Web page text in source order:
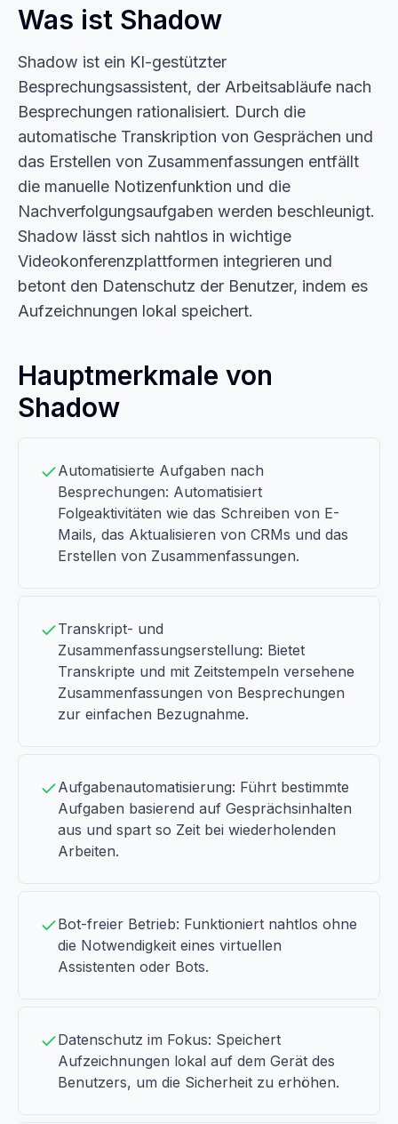
Was ist Shadow
Shadow ist ein KI-gestützter
Besprechungsassistent, der Arbeitsabläufe nach
Besprechungen rationalisiert. Durch die
automatische Transkription von Gesprächen und
das Erstellen von Zusammenfassungen entfällt
die manuelle Notizenfunktion und die
Nachverfolgungsaufgaben werden beschleunigt.
Shadow lässt sich nahtlos in wichtige
Videokonferenzplattformen integrieren und
betont den Datenschutz der Benutzer, indem es
Aufzeichnungen lokal speichert.
Hauptmerkmale von
Shadow
Automatisierte Aufgaben nach
Besprechungen: Automatisiert
Folgeaktivitäten wie das Schreiben von E-
Mails, das Aktualisieren von CRMs und das
Erstellen von Zusammenfassungen.
Transkript- und
Zusammenfassungserstellung: Bietet
Transkripte und mit Zeitstempeln versehene
Zusammenfassungen von Besprechungen
zur einfachen Bezugnahme.
Aufgabenautomatisierung: Führt bestimmte
Aufgaben basierend auf Gesprächsinhalten
aus und spart so Zeit bei wiederholenden
Arbeiten.
Bot-freier Betrieb: Funktioniert nahtlos ohne
die Notwendigkeit eines virtuellen
Assistenten oder Bots.
Datenschutz im Fokus: Speichert
Aufzeichnungen lokal auf dem Gerät des
Benutzers, um die Sicherheit zu erhöhen.